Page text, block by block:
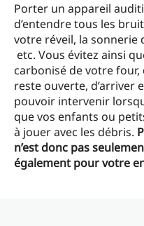
Porter un appareil
d’entendre tous les
votre réveil, la sonnerie
etc. Vous évitez ainsi
carbonisé de votre
reste ouverte, d’arriver
pouvoir intervenir
que vos enfants ou
à jouer avec les débris.
n’est donc pas
également pour votre